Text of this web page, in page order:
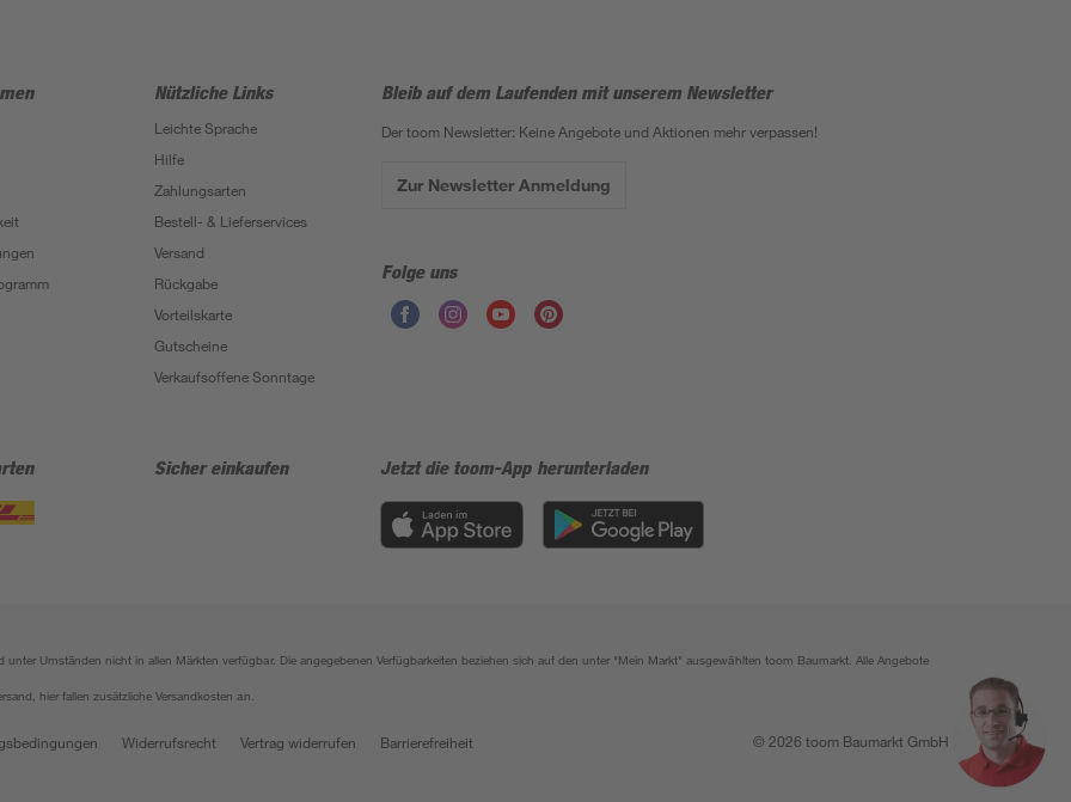
Nützliche Links
Leichte Sprache
Hilfe
Zahlungsarten
Bestell- & Lieferservices
Versand
Rückgabe
Vorteilskarte
Gutscheine
Verkaufsoffene Sonntage
Bleib auf dem Laufenden mit unserem Newsletter
Der toom Newsletter: Keine Angebote und Aktionen mehr verpassen!
Zur Newsletter Anmeldung
Folge uns
Sicher einkaufen Jetzt die toom-App herunterladen
Umständen nicht in allen Märkten verfügbar. Die angegebenen Verfügbarkeiten beziehen sich auf den unter "Mein Markt" ausgewählten toom Baumarkt. Alle Angebote
hier fallen zusätzliche Versandkosten an.
Widerrufsrecht Vertrag widerrufen Barrierefreiheit © 2026 toom Baumarkt GmbH